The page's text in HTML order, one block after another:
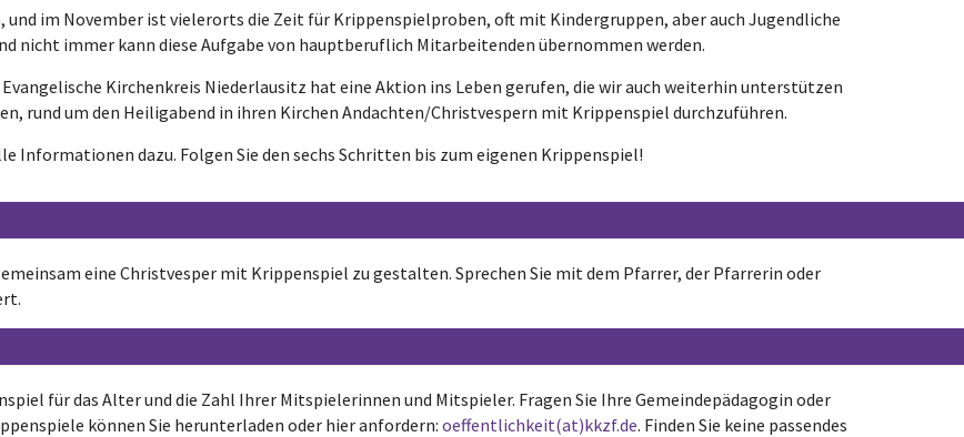
und im November ist vielerorts die Zeit für Krippenspielproben, oft mit Kindergruppen, aber auch Jugendliche
nicht immer kann diese Aufgabe von hauptberuflich Mitarbeitenden übernommen werden.
Evangelische Kirchenkreis Niederlausitz hat eine Aktion ins Leben gerufen, die wir auch weiterhin unterstützen
rund um den Heiligabend in ihren Kirchen Andachten/Christvespern mit Krippenspiel durchzuführen.
Informationen dazu. Folgen Sie den sechs Schritten bis zum eigenen Krippenspiel!
eine Christvesper mit Krippenspiel zu gestalten. Sprechen Sie mit dem Pfarrer, der Pfarrerin oder
für das Alter und die Zahl Ihrer Mitspielerinnen und Mitspieler. Fragen Sie Ihre Gemeindepädagogin oder
können Sie herunterladen oder hier anfordern: oeffentlichkeit(at)kkzf.de. Finden Sie keine passendes